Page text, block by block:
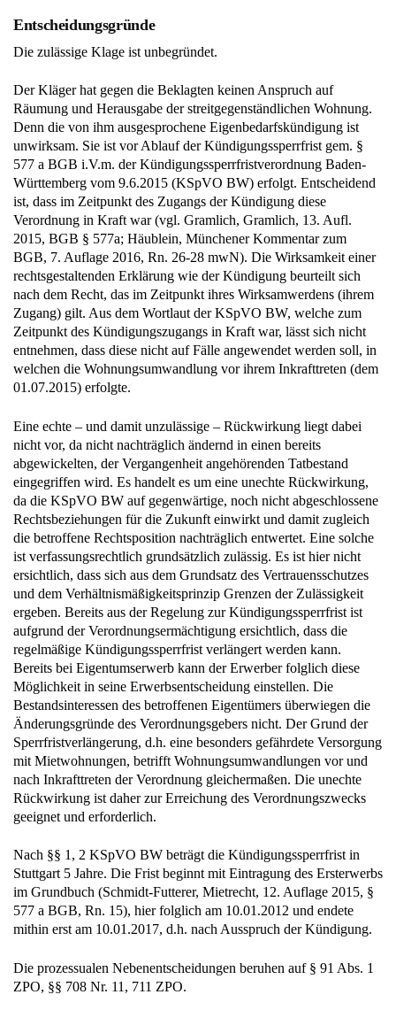
Entscheidungsgründe
Die zulässige Klage ist unbegründet.
Der Kläger hat gegen die Beklagten keinen Anspruch auf
Räumung und Herausgabe der streitgegenständlichen Wohnung.
Denn die von ihm ausgesprochene Eigenbedarfskündigung ist
unwirksam. Sie ist vor Ablauf der Kündigungssperrfrist gem. §
577 a BGB i.V.m. der Kündigungssperrfristverordnung Baden-
Württemberg vom 9.6.2015 (KSpVO BW) erfolgt. Entscheidend
ist, dass im Zeitpunkt des Zugangs der Kündigung diese
Verordnung in Kraft war (vgl. Gramlich, Gramlich, 13. Aufl.
2015, BGB § 577a; Häublein, Münchener Kommentar zum
BGB, 7. Auflage 2016, Rn. 26-28 mwN). Die Wirksamkeit einer
rechtsgestaltenden Erklärung wie der Kündigung beurteilt sich
nach dem Recht, das im Zeitpunkt ihres Wirksamwerdens (ihrem
Zugang) gilt. Aus dem Wortlaut der KSpVO BW, welche zum
Zeitpunkt des Kündigungszugangs in Kraft war, lässt sich nicht
entnehmen, dass diese nicht auf Fälle angewendet werden soll, in
welchen die Wohnungsumwandlung vor ihrem Inkrafttreten (dem
01.07.2015) erfolgte.
Eine echte – und damit unzulässige – Rückwirkung liegt dabei
nicht vor, da nicht nachträglich ändernd in einen bereits
abgewickelten, der Vergangenheit angehörenden Tatbestand
eingegriffen wird. Es handelt es um eine unechte Rückwirkung,
da die KSpVO BW auf gegenwärtige, noch nicht abgeschlossene
Rechtsbeziehungen für die Zukunft einwirkt und damit zugleich
die betroffene Rechtsposition nachträglich entwertet. Eine solche
ist verfassungsrechtlich grundsätzlich zulässig. Es ist hier nicht
ersichtlich, dass sich aus dem Grundsatz des Vertrauensschutzes
und dem Verhältnismäßigkeitsprinzip Grenzen der Zulässigkeit
ergeben. Bereits aus der Regelung zur Kündigungssperrfrist ist
aufgrund der Verordnungsermächtigung ersichtlich, dass die
regelmäßige Kündigungssperrfrist verlängert werden kann.
Bereits bei Eigentumserwerb kann der Erwerber folglich diese
Möglichkeit in seine Erwerbsentscheidung einstellen. Die
Bestandsinteressen des betroffenen Eigentümers überwiegen die
Änderungsgründe des Verordnungsgebers nicht. Der Grund der
Sperrfristverlängerung, d.h. eine besonders gefährdete Versorgung
mit Mietwohnungen, betrifft Wohnungsumwandlungen vor und
nach Inkrafttreten der Verordnung gleichermaßen. Die unechte
Rückwirkung ist daher zur Erreichung des Verordnungszwecks
geeignet und erforderlich.
Nach §§ 1, 2 KSpVO BW beträgt die Kündigungssperrfrist in
Stuttgart 5 Jahre. Die Frist beginnt mit Eintragung des Ersterwerbs
im Grundbuch (Schmidt-Futterer, Mietrecht, 12. Auflage 2015, §
577 a BGB, Rn. 15), hier folglich am 10.01.2012 und endete
mithin erst am 10.01.2017, d.h. nach Ausspruch der Kündigung.
Die prozessualen Nebenentscheidungen beruhen auf § 91 Abs. 1
ZPO, §§ 708 Nr. 11, 711 ZPO.